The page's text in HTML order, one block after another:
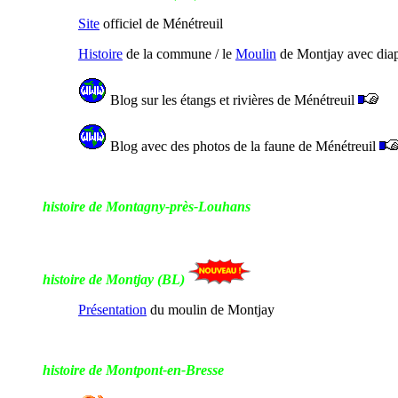
Site officiel de Ménétreuil
Histoire de la commune / le Moulin de Montjay avec
Blog sur les étangs et rivières de Ménétreuil
Blog avec des photos de la faune de Ménétreuil
histoire de Montagny-près-Louhans
histoire de Montjay (BL)
Présentation du moulin de Montjay
histoire de Montpont-en-Bresse